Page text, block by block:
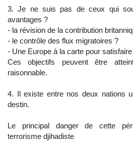
3. Je ne suis pas de ceux qui
avantages ?
- la révision de la contribution
- le contrôle des flux migratoires ?
- Une Europe à la carte pour
Ces objectifs peuvent être
raisonnable.
4. Il existe entre nos deux nations
destin.
Le principal danger de cette
terrorisme djihadiste